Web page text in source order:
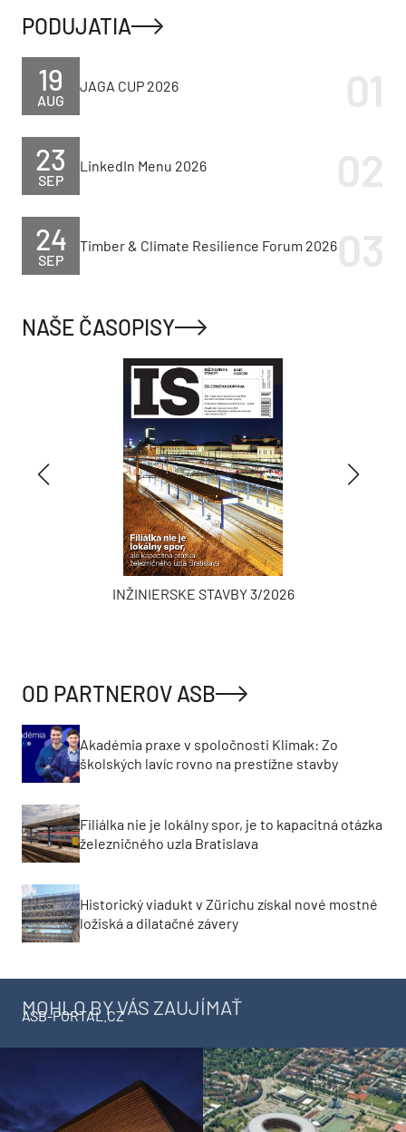
PODUJATIA
AUG
19 JAGA CUP 2026
SEP
23 LinkedIn Menu 2026
SEP
24 Timber & Climate Resilience Forum 2026
NAŠE ČASOPISY
INŽINIERSKE STAVBY 3/2026
OD PARTNEROV ASB
Akadémia praxe v spoločnosti Klimak: Zo
školských lavíc rovno na prestížne stavby
Filiálka nie je lokálny spor, je to kapacitná otázka
železničného uzla Bratislava
Historický viadukt v Zürichu získal nové mostné
ložiská a dilatačné závery
MOHLO BY VÁS ZAUJÍMAŤ
ASB-PORTAL.CZ